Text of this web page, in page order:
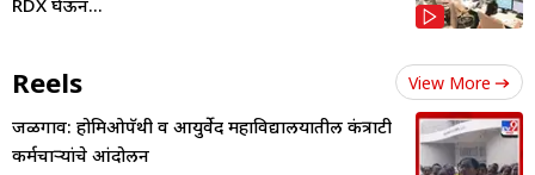
Reels View More
जळगाव: होमिओपॅथी व आयुर्वेद महाविद्यालयातील कंत्राटी
कर्मचाऱ्यांचे आंदोलन